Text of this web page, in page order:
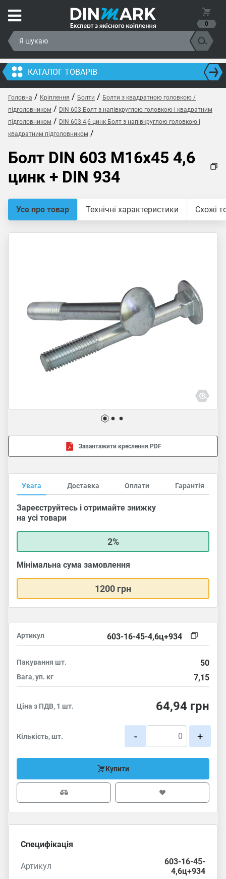
0
КАТАЛОГ ТОВАРІВ
Головна / Кріплення / Болти / Болти з квадратною головкою /
підголовником / DIN 603 Болт з напівкруглою головкою і квадратним
підголовником / DIN 603 4,6 цинк Болт з напівкруглою головкою і
квадратним підголовником /
Болт DIN 603 M16x45 4,6
цинк + DIN 934
Усе про товар Технічні характеристики Схожі
Завантажити креслення PDF
Увага Доставка Оплати Гарантія
Зареєструйтесь і отримайте знижку
на усі товари
2%
Мінімальна сума замовлення
1200 грн
Артикул 603-16-45-4,6ц+934
Пакування шт. 50
Вага, уп. кг 7,15
Ціна з ПДВ, 1 шт. 64,94 грн
Кількість, шт. - +
Купити
Специфікація
Артикул
603-16-45-
4,6ц+934